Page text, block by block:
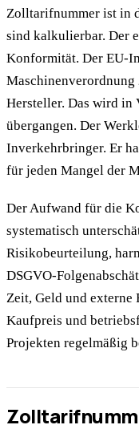
Zolltarifnummer ist in
sind kalkulierbar. Der
Konformität. Der EU-
Hersteller. Das wird in
übergangen. Der
Inverkehrbringer. Er
für jeden Mangel der
Der Aufwand für die
systematisch
Risikobeurteilung,
DSGVO-
Zeit, Geld und
Kaufpreis und
Projekten regelmäßig